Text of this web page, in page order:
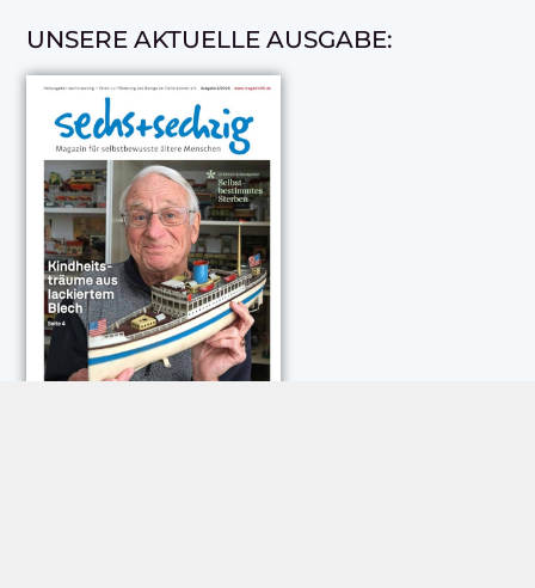
UNSERE AKTUELLE AUSGABE: